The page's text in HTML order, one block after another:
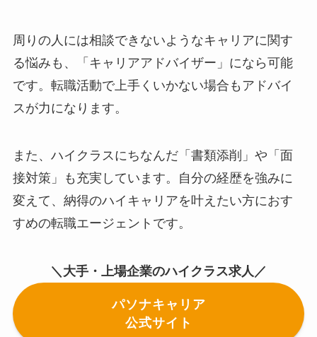
周りの人には相談できないようなキャリアに関す
る悩みも、「キャリアアドバイザー」になら可能
です。転職活動で上手くいかない場合もアドバイ
スが力になります。
また、ハイクラスにちなんだ「書類添削」や「面
接対策」も充実しています。自分の経歴を強みに
変えて、納得のハイキャリアを叶えたい方におす
すめの転職エージェントです。
＼大手・上場企業のハイクラス求人／
パソナキャリア
公式サイト